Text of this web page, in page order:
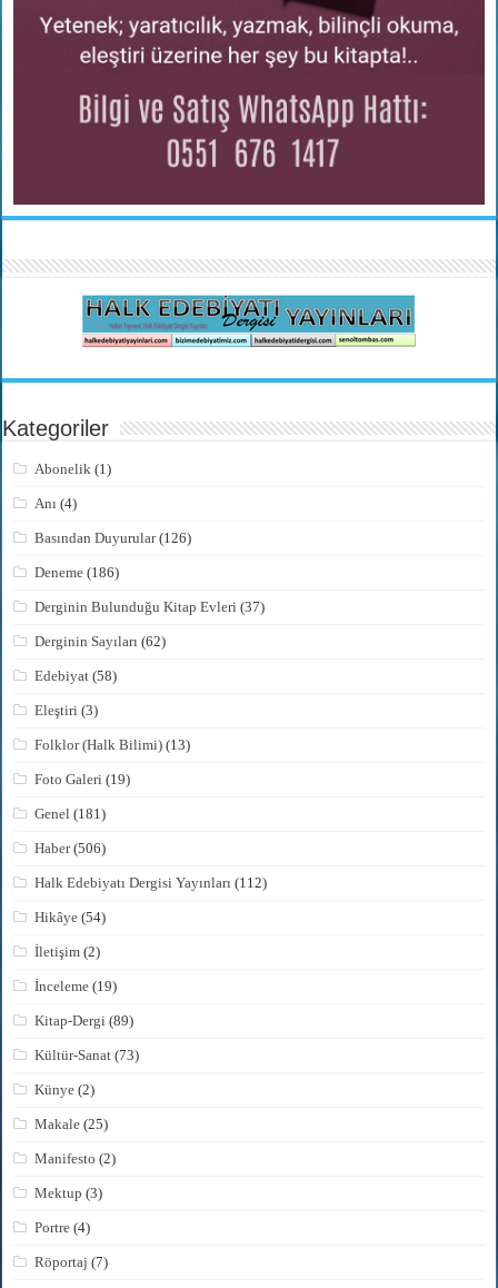
Kategoriler
Abonelik (1)
Anı (4)
Basından Duyurular(126)
Deneme (186)
Derginin Bulunduğu Kitap Evleri (37)
Derginin Sayıları (62)
Edebiyat (58)
Eleştiri (3)
Folklor (Halk Bilimi) (13)
Foto Galeri (19)
Genel (181)
Haber(506)
Halk Edebiyatı Dergisi Yayınları (112)
Hikâye (54)
İletişim (2)
İnceleme (19)
Kitap-Dergi (89)
Kültür-Sanat (73)
Künye (2)
Makale (25)
Manifesto (2)
Mektup (3)
Portre (4)
Röportaj (7)